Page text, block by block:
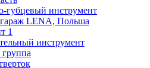
губцевый инструмент
LENA, Польша
1
инструмент